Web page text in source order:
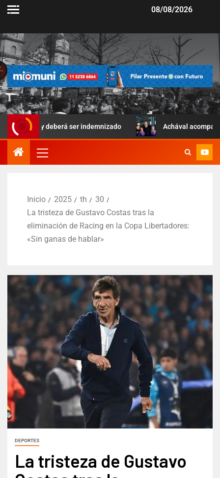
08/08/2026
deberá ser indemnizado Achával acompañó una
Inicio 2025 th
30
La tristeza de Gustavo Costas tras la
eliminación de Racing en la Copa Libertadores:
«Sin ganas de hablar»
DEPORTES
La tristeza de Gustavo